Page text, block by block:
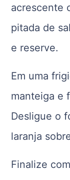
acrescente
pitada de
e reserve.
Em uma
manteiga e
Desligue o
laranja
Finalize